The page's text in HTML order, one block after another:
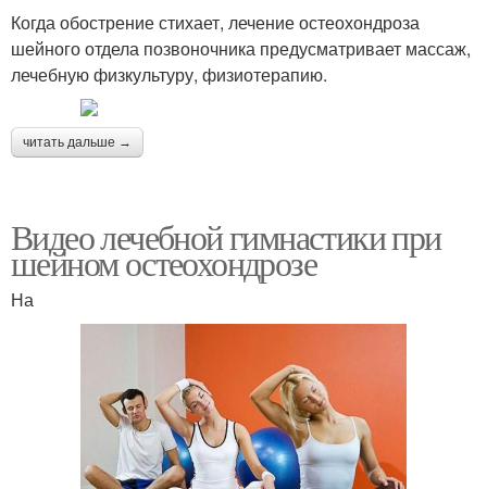
Когда обострение стихает, лечение остеохондроза
шейного отдела позвоночника предусматривает массаж,
лечебную физкультуру, физиотерапию.
читать дальше →
Видео лечебной гимнастики при
шейном остеохондрозе
На